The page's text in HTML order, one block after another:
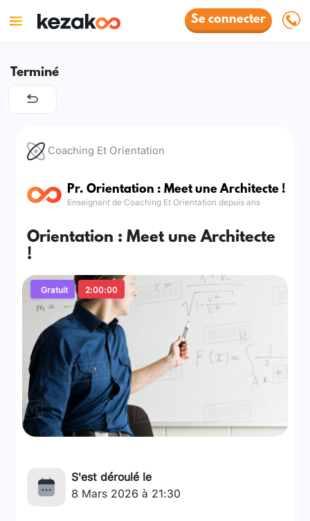
Se connecter
Terminé
Coaching Et Orientation
Pr. Orientation : Meet une Architecte !
Enseignant de Coaching Et Orientation depuis ans
Orientation : Meet une Architecte
!
Gratuit 2:00:00
S'est déroulé le
8 Mars 2026 à 21:30